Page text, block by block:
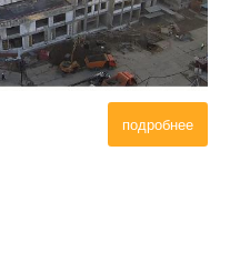
подробнее